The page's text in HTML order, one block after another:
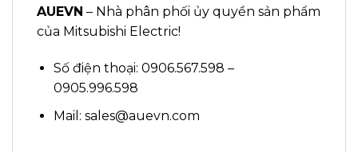
AUEVN – Nhà phân phối ủy quyền sản phẩm
của Mitsubishi Electric!
Số điện thoại: 0906.567.598 –
0905.996.598
Mail: sales@auevn.com